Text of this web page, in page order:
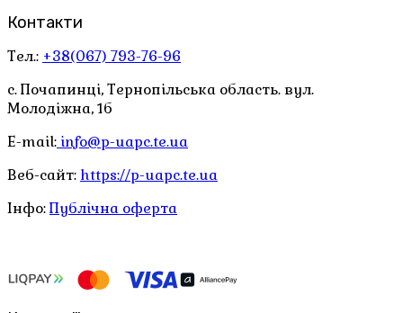
Контакти
Тел.: +38(067) 793-76-96
с. Почапинці, Тернопільська область. вул.
Молодіжна, 1б
E-mail: info@p-uapc.te.ua
Веб-сайт: https://p-uapc.te.ua
Інфо:Публічна оферта